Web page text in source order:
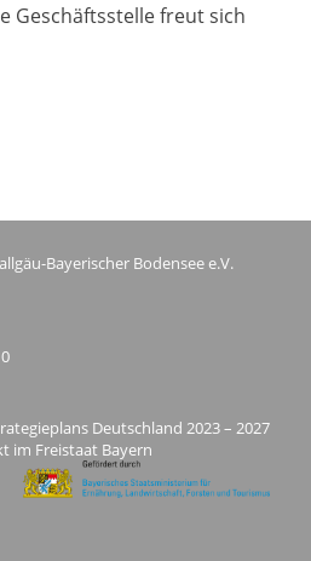
Geschäftsstelle freut sich
Bayerischer Bodensee e.V.
Deutschland 2023 – 2027
im Freistaat Bayern